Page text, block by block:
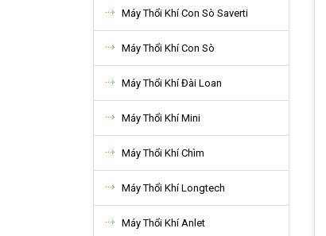
Máy Thổi Khí Con Sò Saverti
Máy Thổi Khí Con Sò
Máy Thổi Khí Đài Loan
Máy Thổi Khí Mini
Máy Thổi Khí Chìm
Máy Thổi Khí Longtech
Máy Thổi Khí Anlet